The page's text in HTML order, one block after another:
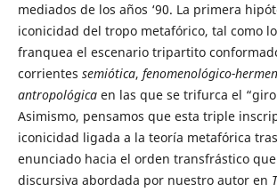
mediados de los años ‘90. La primera
iconicidad del tropo metafórico, tal como
franquea el escenario tripartito
corrientes semiótica, fenomenológico-
antropológicaen las que se trifurca el “giro
Asimismo, pensamos que esta triple
iconicidad ligada a la teoría metafórica
enunciado hacia el orden transfrástico
discursiva abordada por nuestro autor en